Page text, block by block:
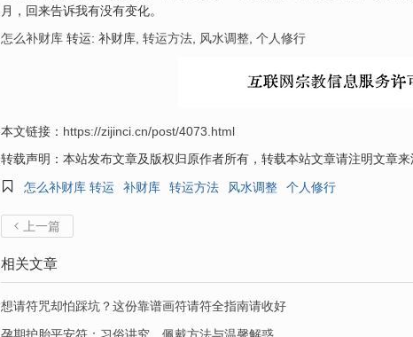
月，回来告诉我有没有变化。
怎么补财库 转运: 补财库, 转运方法 风水调整 个人修行
本文链接： https://zijinci.cn/post/4073.html
转载声明：本站发布文章及版权归原作者所有，转载本站文章请注明文章来

怎么补财库 转运 补财库 转运方法 风水调整 个人修行
 上一篇
相关文章
想请符咒却怕踩坑？这份靠谱画符请符全指南请收好